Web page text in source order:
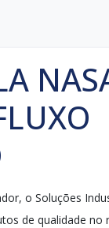
o Soluções
de qualidade no